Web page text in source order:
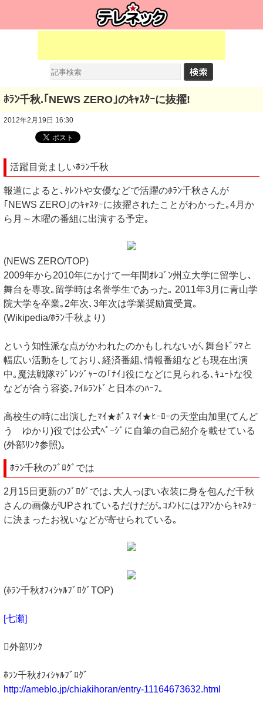
ﾎﾗﾝ千秋.｢NEWS ZERO｣のｷｬｽﾀｰに抜擢!
2012年2月19日 16:30
活躍目覚ましいﾎﾗﾝ千秋
報道によると､ﾀﾚﾝﾄや女優などで活躍のﾎﾗﾝ千秋さんが
｢NEWS ZERO｣のｷｬｽﾀｰに抜擢されたことがわかった｡4月か
ら月～木曜の番組に出演する予定｡
(NEWS ZERO/TOP)
2009年から2010年にかけて一年間ｵﾚｺﾞﾝ州立大学に留学し､
舞台を専攻｡留学時は名誉学生であった｡ 2011年3月に青山学
院大学を卒業｡2年次､3年次は学業奨励賞受賞｡
(Wikipedia/ﾎﾗﾝ千秋より)
という知性派な点がかわれたのかもしれないが､舞台ﾄﾞﾗﾏと
幅広い活動をしており､経済番組､情報番組なども現在出演
中｡魔法戦隊ﾏｼﾞﾚﾝｼﾞｬｰの｢ﾅｲ｣役になどに見られる､ｷｭｰﾄな役
などが合う容姿｡ｱｲﾙﾗﾝﾄﾞと日本のﾊｰﾌ｡
高校生の時に出演したﾏｲ★ﾎﾞｽ ﾏｲ★ﾋｰﾛｰの天堂由加里(てんど
う ゆかり)役では公式ﾍﾟｰｼﾞに自筆の自己紹介を載せている
(外部ﾘﾝｸ参照)｡
ﾎﾗﾝ千秋のﾌﾞﾛｸﾞでは
2月15日更新のﾌﾞﾛｸﾞでは､大人っぽい衣装に身を包んだ千秋
さんの画像がUPされているだけだが｡ｺﾒﾝﾄにはﾌｱﾝからｷｬｽﾀｰ
に決まったお祝いなどが寄せられている｡
(ﾎﾗﾝ千秋ｵﾌｨｼｬﾙﾌﾞﾛｸﾞTOP)
[七瀬]
外部ﾘﾝｸ
ﾎﾗﾝ千秋ｵﾌｨｼｬﾙﾌﾞﾛｸﾞ
http://ameblo.jp/chiakihoran/entry-11164673632.html